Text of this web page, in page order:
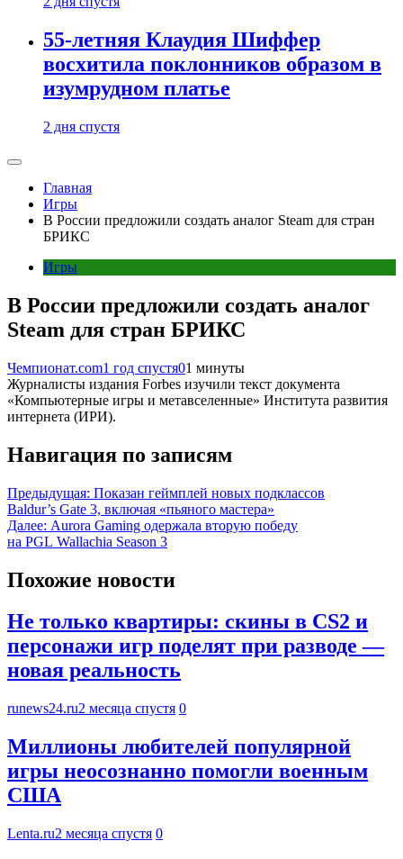
55-летняя Клаудия Шиффер
восхитила поклонников образом в
изумрудном платье
2 дня спустя
Главная
Игры
В России предложили создать аналог Steam для стран
БРИКС
Игры
В России предложили создать аналог
Steam для стран БРИКС
Чемпионат.com1 год спустя01 минуты
Журналисты издания Forbes изучили текст документа
«Компьютерные игры и метавселенные» Института развития
интернета (ИРИ).
Навигация по записям
Предыдущая: Показан геймплей новых подклассов
Baldur’s Gate 3, включая «пьяного мастера»
Далее: Aurora Gaming одержала вторую победу
на PGL Wallachia Season 3
Похожие новости
Не только квартиры: скины в CS2 и
персонажи игр поделят при разводе —
новая реальность
runews24.ru2 месяца спустя 0
Миллионы любителей популярной
игры неосознанно помогли военным
США
Lenta.ru2 месяца спустя 0